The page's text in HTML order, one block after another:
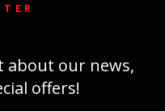
about our news,
offers!